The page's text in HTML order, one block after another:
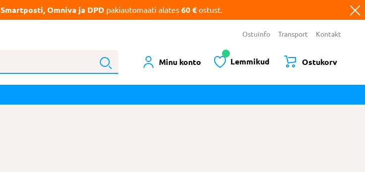
Smartposti, Omniva ja DPD pakiautomaati alates 60 € ostust.
Ostuinfo Transport Kontakt
Minu konto Lemmikud Ostukorv